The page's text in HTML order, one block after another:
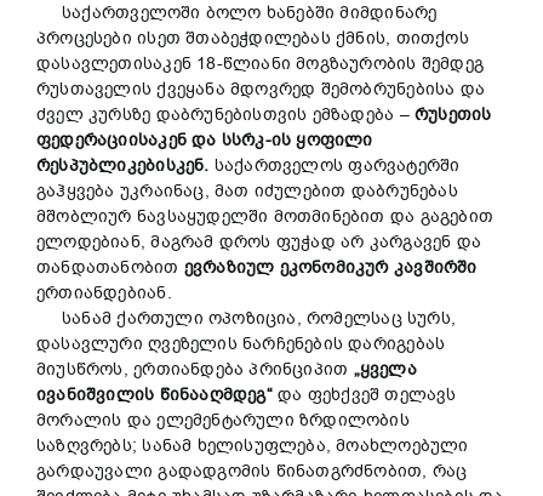
საქართველოში ბოლო ხანებში მიმდინარე
პროცესები ისეთ შთაბეჭდილებას ქმნის, თითქოს
დასავლეთისაკენ 18-წლიანი მოგზაურობის შემდეგ
რუსთაველის ქვეყანა მდოვრედ შემობრუნებისა და
ძველ კურსზე დაბრუნებისთვის ემზადება – რუსეთის
ფედერაციისაკენ და სსრკ-ის ყოფილი
რესპუბლიკებისკენ. საქართველოს ფარვატერში
გაჰყვება უკრაინაც, მათ იძულებით დაბრუნებას
მშობლიურ ნავსაყუდელში მოთმინებით და გაგებით
ელოდებიან, მაგრამ დროს ფუჭად არ კარგავენ და
თანდათანობით ევრაზიულ ეკონომიკურ კავშირში
ერთიანდებიან.
სანამ ქართული ოპოზიცია, რომელსაც სურს,
დასავლური ღვეზელის ნარჩენების დარიგებას
მიუსწროს, ერთიანდება პრინციპით „ყველა
ივანიშვილის წინააღმდეგ“და ფეხქვეშ თელავს
მორალის და ელემენტარული ზრდილობის
საზღვრებს; სანამ ხელისუფლება, მოახლოებული
გარდაუვალი გადადგომის წინათგრძნობით, რაც